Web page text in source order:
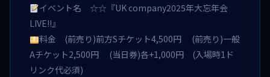
イベント名 ☆☆『UK company2025年大忘年会
LIVE!!』
料金 (前売り)前方Sチケット4,500円 (前売り)一般
Aチケット2,500円 (当日券)各+1,000円 (入場時1ド
リンク代必須)